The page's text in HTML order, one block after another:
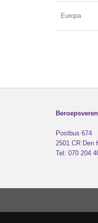
Europa
Postbus 674
2501 CR Den
Tel: 070 204